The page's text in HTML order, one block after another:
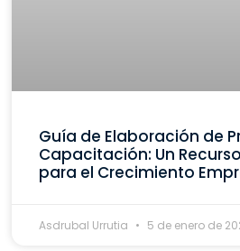
Guía de Elaboración de
Capacitación: Un
para el Crecimiento
Asdrubal Urrutia 5 de enero de